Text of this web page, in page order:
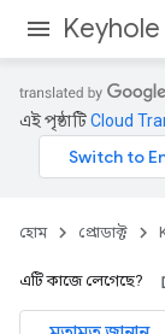
এই পৃষ্ঠাটিCloud
হোম প্রোডাক্ট
এটি কাজে লেগেছে?